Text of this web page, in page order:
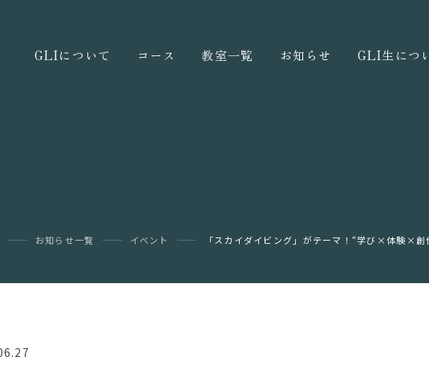
GLIについて コース 教室一覧 お知らせ GLI生につ
お知らせ一覧 イベント 「スカイダイビング」がテーマ！“学び×体験×